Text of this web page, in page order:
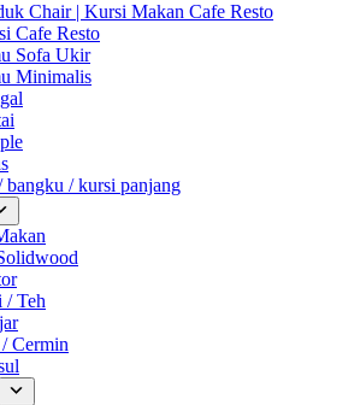
Chair | Kursi Makan Cafe Resto
Cafe Resto
Sofa Ukir
Minimalis
bangku / kursi panjang
/ Teh
Cermin